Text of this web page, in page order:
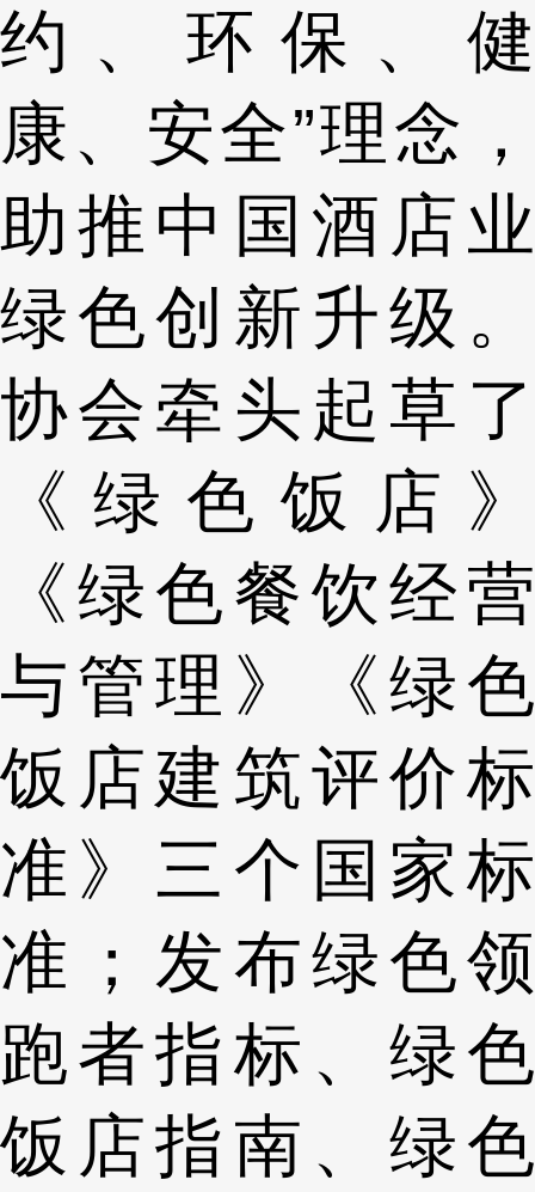
约、环保、健
康、安全”理念，
助推中国酒店业
绿色创新升级。
协会牵头起草了
《绿色饭店》
《绿色餐饮经营
与管理》《绿色
饭店建筑评价标
准》三个国家标
准；发布绿色领
跑者指标、绿色
饭店指南、绿色